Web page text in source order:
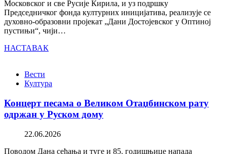
Московског и све Русије Кирила, и уз подршку
Председничког фонда културних иницијатива, реализује се
духовно-образовни пројекат „Дани Достојевског у Оптиној
пустињи“, чији…
НАСТАВАК
Вести
Култура
Концерт песама о Великом Отаџбинском рату
одржан у Руском дому
22.06.2026
Поводом Дана сећања и туге и 85. годишњице напада